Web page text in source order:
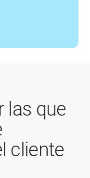
las que
cliente